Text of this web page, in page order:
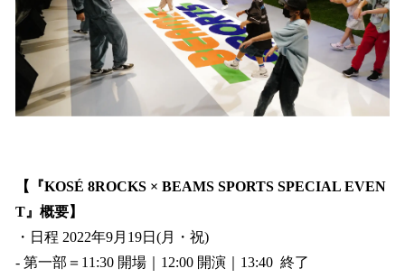
【『KOSÉ 8ROCKS × BEAMS SPORTS SPECIAL EVEN
T』概要】
・日程 2022年9月19日(月・祝)
- 第一部＝11:30 開場｜12:00 開演｜13:40 終了